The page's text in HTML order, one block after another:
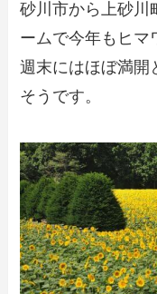
砂川市から上砂川
ームで今年もヒマ
週末にはほぼ満開
そうです。